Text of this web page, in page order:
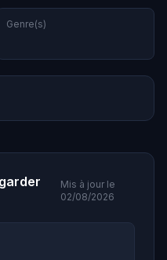
Genre(s)
Mis à jour le
02/08/2026